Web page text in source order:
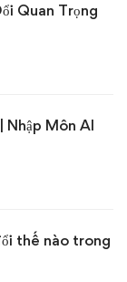
Quan Trọng
Nhập Môn AI
thế nào trong